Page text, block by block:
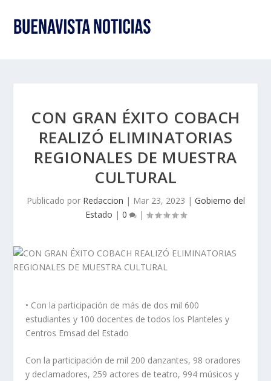
CON GRAN ÉXITO COBACH
REALIZÓ ELIMINATORIAS
REGIONALES DE MUESTRA
CULTURAL
Publicado por Redaccion | Mar 23, 2023 | Gobierno del
Estado | 0 |
• Con la participación de más de dos mil 600
estudiantes y 100 docentes de todos los Planteles y
Centros Emsad del Estado
Con la participación de mil 200 danzantes, 98 oradores
y declamadores, 259 actores de teatro, 994 músicos y